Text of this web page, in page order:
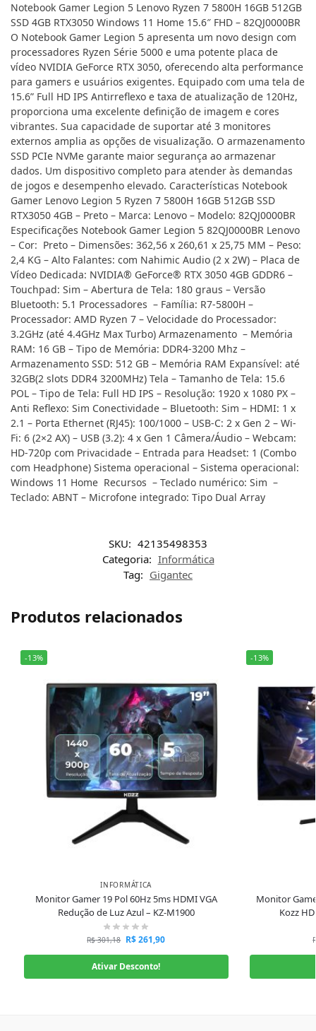
Notebook Gamer Legion 5 Lenovo Ryzen 7 5800H 16GB 512GB
SSD 4GB RTX3050 Windows 11 Home 15.6″ FHD – 82QJ0000BR
O Notebook Gamer Legion 5 apresenta um novo design com
processadores Ryzen Série 5000 e uma potente placa de
vídeo NVIDIA GeForce RTX 3050, oferecendo alta performance
para gamers e usuários exigentes. Equipado com uma tela de
15.6” Full HD IPS Antirreflexo e taxa de atualização de 120Hz,
proporciona uma excelente definição de imagem e cores
vibrantes. Sua capacidade de suportar até 3 monitores
externos amplia as opções de visualização. O armazenamento
SSD PCIe NVMe garante maior segurança ao armazenar
dados. Um dispositivo completo para atender às demandas
de jogos e desempenho elevado. Características Notebook
Gamer Lenovo Legion 5 Ryzen 7 5800H 16GB 512GB SSD
RTX3050 4GB – Preto – Marca: Lenovo – Modelo: 82QJ0000BR
Especificações Notebook Gamer Legion 5 82QJ0000BR Lenovo
– Cor: Preto – Dimensões: 362,56 x 260,61 x 25,75 MM – Peso:
2,4 KG – Alto Falantes: com Nahimic Audio (2 x 2W) – Placa de
Vídeo Dedicada: NVIDIA® GeForce® RTX 3050 4GB GDDR6 –
Touchpad: Sim – Abertura de Tela: 180 graus – Versão
Bluetooth: 5.1 Processadores – Família: R7-5800H –
Processador: AMD Ryzen 7 – Velocidade do Processador:
3.2GHz (até 4.4GHz Max Turbo) Armazenamento – Memória
RAM: 16 GB – Tipo de Memória: DDR4-3200 Mhz –
Armazenamento SSD: 512 GB – Memória RAM Expansível: até
32GB(2 slots DDR4 3200MHz) Tela – Tamanho de Tela: 15.6
POL – Tipo de Tela: Full HD IPS – Resolução: 1920 x 1080 PX –
Anti Reflexo: Sim Conectividade – Bluetooth: Sim – HDMI: 1 x
2.1 – Porta Ethernet (RJ45): 100/1000 – USB-C: 2 x Gen 2 – Wi-
Fi: 6 (2×2 AX) – USB (3.2): 4 x Gen 1 Câmera/Áudio – Webcam:
HD-720p com Privacidade – Entrada para Headset: 1 (Combo
com Headphone) Sistema operacional – Sistema operacional:
Windows 11 Home Recursos – Teclado numérico: Sim –
Teclado: ABNT – Microfone integrado: Tipo Dual Array
SKU: 42135498353
Categoria: Informática
Tag: Gigantec
Produtos relacionados
-13%
INFORMÁTICA
Monitor Gamer 19 Pol 60Hz 5ms HDMI VGA
Redução de Luz Azul – KZ-M1900
R$301,18 R$261,90
Ativar Desconto!
-13%
Monitor
Kozz